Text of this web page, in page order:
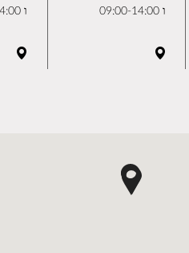
ו 09:00-14:00
ו 09:00-14:00